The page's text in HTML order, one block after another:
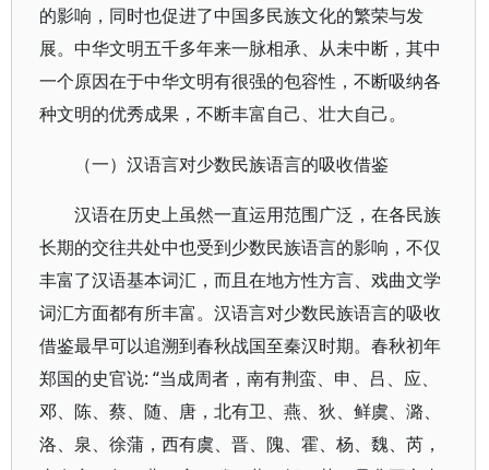
的影响，同时也促进了中国多民族文化的繁荣与发
展。中华文明五千多年来一脉相承、从未中断，其中
一个原因在于中华文明有很强的包容性，不断吸纳各
种文明的优秀成果，不断丰富自己、壮大自己。
（一）汉语言对少数民族语言的吸收借鉴
汉语在历史上虽然一直运用范围广泛，在各民族
长期的交往共处中也受到少数民族语言的影响，不仅
丰富了汉语基本词汇，而且在地方性方言、戏曲文学
词汇方面都有所丰富。汉语言对少数民族语言的吸收
借鉴最早可以追溯到春秋战国至秦汉时期。春秋初年
郑国的史官说: “当成周者，南有荆蛮、申、吕、应、
邓、陈、蔡、随、唐，北有卫、燕、狄、鲜虞、潞、
洛、泉、徐蒲，西有虞、晋、隗、霍、杨、魏、芮，